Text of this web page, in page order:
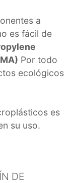
a
es fácil de
Por todo
ecológicos
es
su uso.
DE